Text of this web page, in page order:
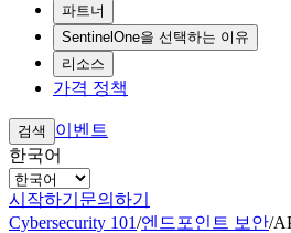
파트너
SentinelOne을 선택하는 이유
리소스
가격 정책
검색
이벤트
한국어
시작하기 문의하기
Cybersecurity 101/엔드포인트 보안/